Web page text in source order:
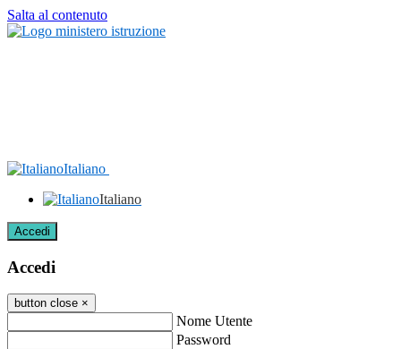
Salta al contenuto
Italiano
Italiano
Accedi
Accedi
button close ×
Nome Utente
Password